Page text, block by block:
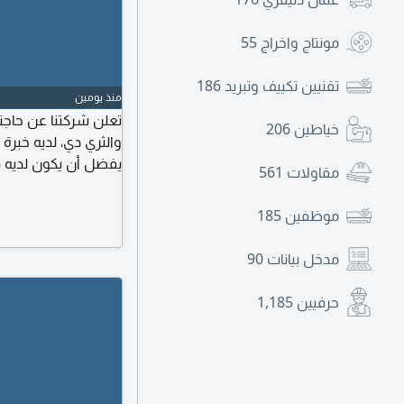
مونتاج واخراج 55
تقنيين تكييف وتبريد186
خياطين 206
مقاولات 561
موظفين 185
مدخل بيانات 90
حرفيين 1,185
منذ يومين
تعلن شركتنا عن
والثري دي، لديه
يفضل أن يكون لديه